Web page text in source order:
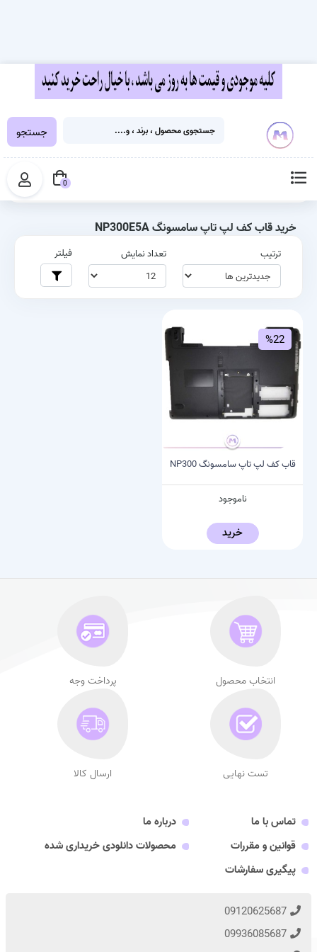
خانه
خرید قاب کف لپ تاپ سامسونگ NP300E5A
ترتیب تعداد نمایش فیلتر
%22
قاب کف لپ تاپ سامسونگ NP300
ناموجود
خرید
انتخاب محصول پرداخت وجه
تست نهایی ارسال کالا
تماس با ما
درباره ما
قوانین و مقررات
محصولات دانلودی خریداری شده
پیگیری سفارشات
09120625687
09936085687
جستجو
0